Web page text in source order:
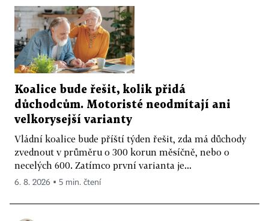
Koalice bude řešit, kolik přidá
důchodcům. Motoristé neodmítají ani
velkorysejší varianty
Vládní koalice bude příští týden řešit, zda má důchody
zvednout v průměru o 300 korun měsíčně, nebo o
necelých 600. Zatímco první varianta je...
6. 8. 2026 ▪ 5 min. čtení